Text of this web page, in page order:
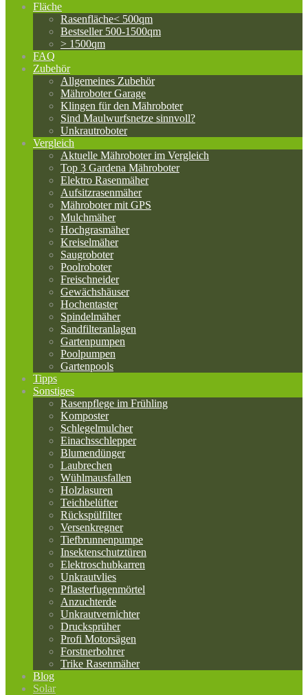
Fläche
Rasenfläche< 500qm
Bestseller 500-1500qm
> 1500qm
FAQ
Zubehör
Allgemeines Zubehör
Mähroboter Garage
Klingen für den Mähroboter
Sind Maulwurfsnetze sinnvoll?
Unkrautroboter
Vergleich
Aktuelle Mähroboter im Vergleich
Top 3 Gardena Mähroboter
Elektro Rasenmäher
Aufsitzrasenmäher
Mähroboter mit GPS
Mulchmäher
Hochgrasmäher
Kreiselmäher
Saugroboter
Poolroboter
Freischneider
Gewächshäuser
Hochentaster
Spindelmäher
Sandfilteranlagen
Gartenpumpen
Poolpumpen
Gartenpools
Tipps
Sonstiges
Rasenpflege im Frühling
Komposter
Schlegelmulcher
Einachsschlepper
Blumendünger
Laubrechen
Wühlmausfallen
Holzlasuren
Teichbelüfter
Rückspülfilter
Versenkregner
Tiefbrunnenpumpe
Insektenschutztüren
Elektroschubkarren
Unkrautvlies
Pflasterfugenmörtel
Anzuchterde
Unkrautvernichter
Drucksprüher
Profi Motorsägen
Forstnerbohrer
Trike Rasenmäher
Blog
Solar